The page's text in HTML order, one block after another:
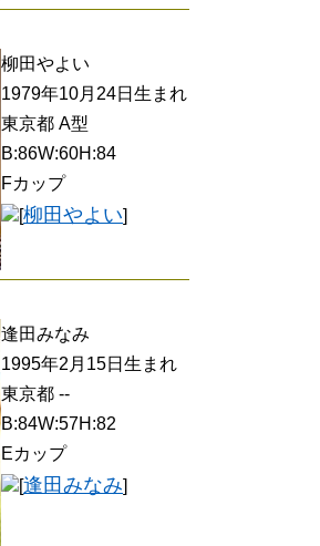
柳田やよい
1979年10月24日生まれ
東京都 A型
B:86W:60H:84
Fカップ
柳田やよい
逢田みなみ
1995年2月15日生まれ
東京都 --
B:84W:57H:82
Eカップ
逢田みなみ